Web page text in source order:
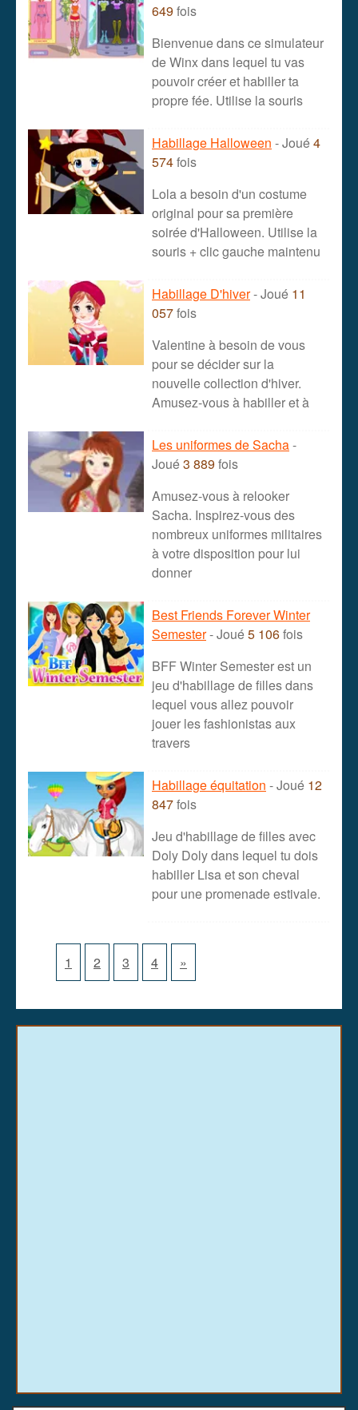
649fois
Bienvenue dans ce simulateur
de Winx dans lequel tu vas
pouvoir créer et habiller ta
propre fée. Utilise la souris
Habillage Halloween - Joué4
574fois
Lola a besoin d'un costume
original pour sa première
soirée d'Halloween. Utilise la
souris + clic gauche maintenu
Habillage D'hiver- Joué 11
057fois
Valentine à besoin de vous
pour se décider sur la
nouvelle collection d'hiver.
Amusez-vous à habiller et à
Les uniformes de Sacha-
Joué3 889fois
Amusez-vous à relooker
Sacha. Inspirez-vous des
nombreux uniformes militaires
à votre disposition pour lui
donner
Best Friends Forever Winter
Semester- Joué5 106fois
BFF Winter Semester est un
jeu d'habillage de filles dans
lequel vous allez pouvoir
jouer les fashionistas aux
travers
Habillage équitation - Joué 12
847fois
Jeu d'habillage de filles avec
Doly Doly dans lequel tu dois
habiller Lisa et son cheval
pour une promenade estivale.
1 2 3 4 »